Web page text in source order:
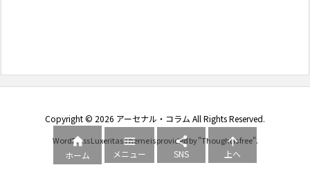
Copyright © 2026 アーセナル・コラム All Rights Reserved.
WordPress Luxeritas Theme is provided by "Thought is free".

ホーム

メニュー

SNS

上へ